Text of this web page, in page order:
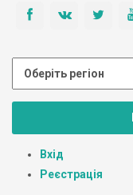
Вхід
Реєстрація